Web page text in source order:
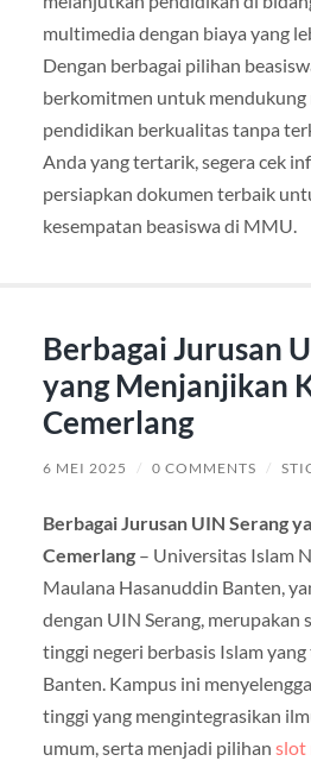
multimedia dengan biaya yang
Dengan berbagai pilihan
berkomitmen untuk mendukung
pendidikan berkualitas tanpa
Anda yang tertarik, segera cek
persiapkan dokumen terbaik
kesempatan beasiswa di MMU.
Berbagai Jurusan
yang Menjanjikan
Cemerlang
6 MEI 2025 / 0 COMMENTS /
Berbagai Jurusan UIN Serang
Cemerlang– Universitas Islam
Maulana Hasanuddin Banten,
dengan UIN Serang, merupakan
tinggi negeri berbasis Islam
Banten. Kampus ini
tinggi yang mengintegrasikan
umum, serta menjadi pilihan slot